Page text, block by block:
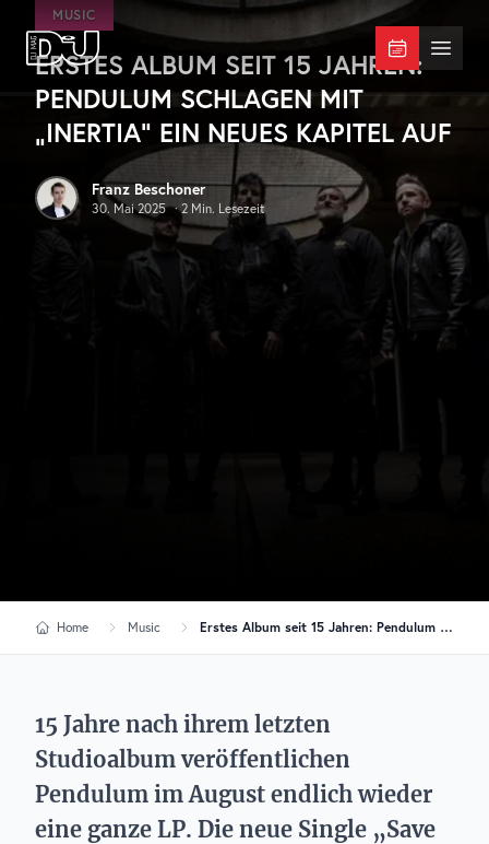
Zum Hauptinhalt springen
DJ Mag Germany Menü
MUSIC
ERSTES ALBUM SEIT 15 JAHREN:
PENDULUM SCHLAGEN MIT
„INERTIA“ EIN NEUES KAPITEL AUF
Franz Beschoner
30. Mai 2025 ·2 Min. Lesezeit
Home Music Erstes Album seit 15 Jahren: Pendulum schlagen mit „Inertia“ ein neues Kapitel auf
15 Jahre nach ihrem letzten
Studioalbum veröffentlichen
Pendulum im August endlich wieder
eine ganze LP. Die neue Single „Save